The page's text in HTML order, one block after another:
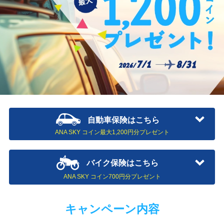
自動車保険はこちら
ANA SKY コイン最大1,200円分プレゼント
バイク保険はこちら
ANA SKY コイン700円分プレゼント
キャンペーン内容